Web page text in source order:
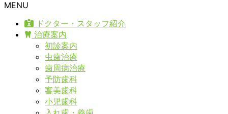
MENU
ドクター・スタッフ紹介
治療案内
初診案内
虫歯治療
歯周病治療
予防歯科
審美歯科
小児歯科